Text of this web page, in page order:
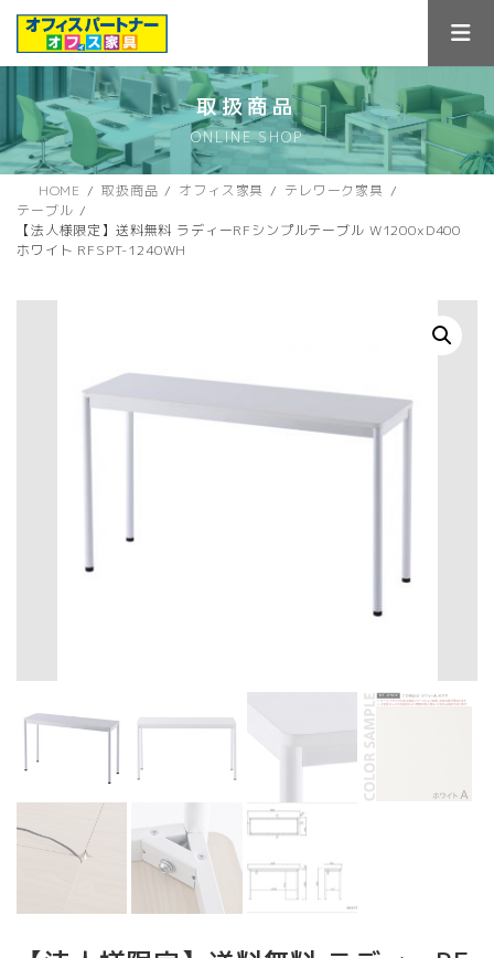
ス
キ
ン
に
取扱商品
ONLINE SHOP
HOME 取扱商品 オフィス家具
テレワーク家具
テーブル
【法人様限定】送料無料 ラディーRFシンプルテーブル W1200xD400
ホワイト RFSPT-1240WH